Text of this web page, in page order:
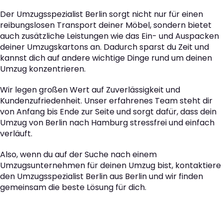
Der Umzugsspezialist Berlin sorgt nicht nur für einen
reibungslosen Transport deiner Möbel, sondern bietet
auch zusätzliche Leistungen wie das Ein- und Auspacken
deiner Umzugskartons an. Dadurch sparst du Zeit und
kannst dich auf andere wichtige Dinge rund um deinen
Umzug konzentrieren.
Wir legen großen Wert auf Zuverlässigkeit und
Kundenzufriedenheit. Unser erfahrenes Team steht dir
von Anfang bis Ende zur Seite und sorgt dafür, dass dein
Umzug von Berlin nach Hamburg stressfrei und einfach
verläuft.
Also, wenn du auf der Suche nach einem
Umzugsunternehmen für deinen Umzug bist, kontaktiere
den Umzugsspezialist Berlin aus Berlin und wir finden
gemeinsam die beste Lösung für dich.